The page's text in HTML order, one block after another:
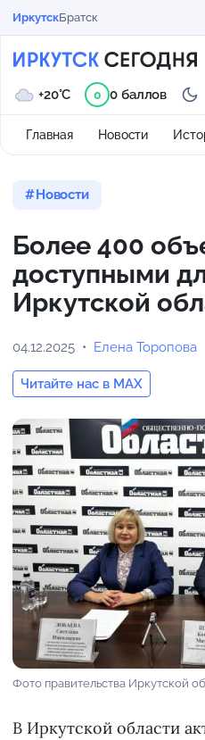
ИркутскБратск
Главная Новости
+20°C 0 0 баллов
Новости
Более 400
доступными
Иркутской
04.12.2025 Елена Торопова
Читайте нас в MAX
Фото правительства Иркутской
В Иркутской области